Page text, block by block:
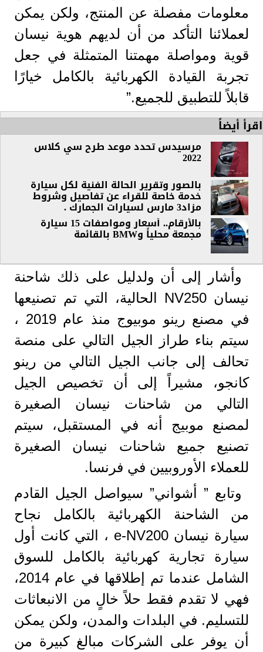
معلومات مفصلة عن المنتج، ولكن يمكن
لعملائنا التأكد من أن لديهم هوية نيسان
قوية ومواصلة مهمتنا المتمثلة في جعل
تجربة القيادة الكهربائية بالكامل خيارًا
قابلاً للتطبيق للجميع.”
اقرأ أيضاً
مرسيدس تحدد موعد طرح سي كلاس
2022
بالصور وتقرير الحالة الفنية لكل سيارة
خدمة خاصة للقراء عن تفاصيل وشروط
مزاد3 مارس لسيارات الجمارك .
بالأرقام.. أسعار ومواصفات 15 سيارة
مجمعة محلياً وBMW بالقائمة
وأشار إلى أن ولدليل على ذلك شاحنة
نيسان NV250 الحالية، التي تم تصنيعها
في مصنع رينو موبيوج منذ عام 2019 ،
سيتم بناء طراز الجيل التالي على منصة
تحالف إلى جانب الجيل التالي من رينو
كانجو، مشيراً إلى أن تخصيص الجيل
التالي من شاحنات نيسان الصغيرة
لمصنع موبيج أنه في المستقبل، سيتم
تصنيع جميع شاحنات نيسان الصغيرة
للعملاء الأوروبيين في فرنسا.
وتابع ” أشواني” سيواصل الجيل القادم
من الشاحنة الكهربائية بالكامل نجاح
سيارة نيسان e-NV200 ، التي كانت أول
سيارة تجارية كهربائية بالكامل للسوق
الشامل عندما تم إطلاقها في عام 2014،
فهي لا تقدم فقط حلاً خالٍ من الانبعاثات
للتسليم. في البلدات والمدن، ولكن يمكن
أن يوفر على الشركات مبالغ كبيرة من